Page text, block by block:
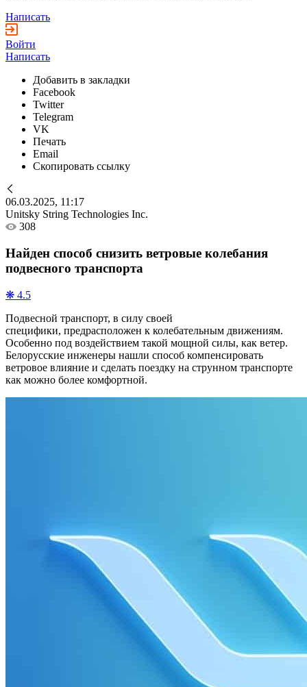
Написать
Войти
Написать
Добавить в закладки
Facebook
Twitter
Telegram
VK
Печать
Email
Скопировать ссылку
06.03.2025, 11:17
Unitsky String Technologies Inc.
308
Найден способ снизить ветровые колебания
подвесного транспорта
❋ 4.5
Подвесной транспорт, в силу своей
специфики, предрасположен к колебательным движениям.
Особенно под воздействием такой мощной силы, как ветер.
Белорусские инженеры нашли способ компенсировать
ветровое влияние и сделать поездку на струнном транспорте
как можно более комфортной.